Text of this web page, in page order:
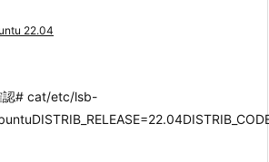
22.04
認# cat/etc/lsb-